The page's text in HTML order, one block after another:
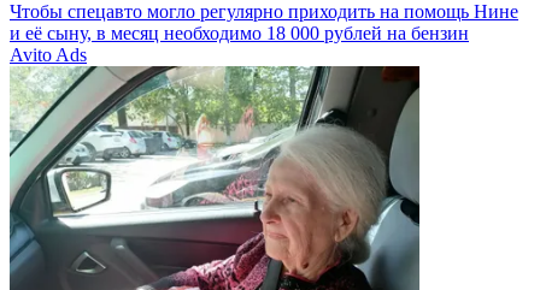
Чтобы спецавто могло регулярно приходить на помощь Нине
и её сыну, в месяц необходимо 18 000 рублей на бензин
Avito Ads